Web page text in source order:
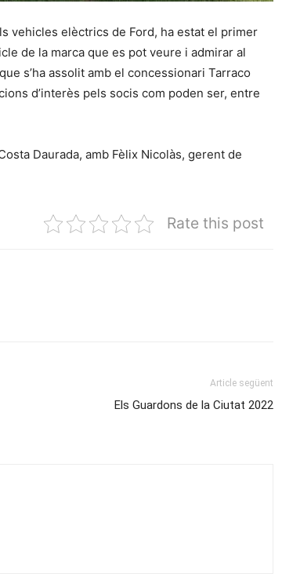
vehicles elèctrics de Ford, ha estat el primer
de la marca que es pot veure i admirar al
s’ha assolit amb el concessionari Tarraco
d’interès pels socis com poden ser, entre
Daurada, amb Fèlix Nicolàs, gerent de
Rate this post
Article següent
Els Guardons de la Ciutat 2022